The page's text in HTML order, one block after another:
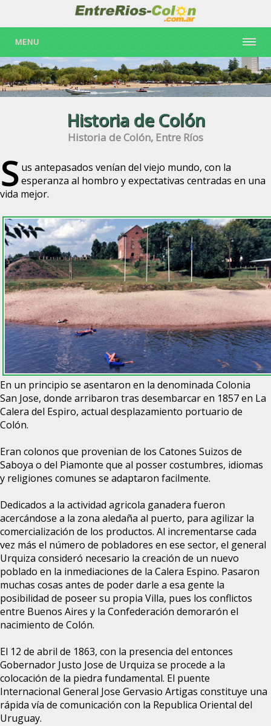
MENU
Historia de Colón
Historia de Colón, Entre Ríos
S us antepasados venían del viejo mundo, con la
esperanza al hombro y expectativas centradas en una
vida mejor.
En un principio se asentaron en la denominada Colonia
San Jose, donde arribaron tras desembarcar en 1857 en La
Calera del Espiro, actual desplazamiento portuario de
Colón.
Eran colonos que provenian de los Catones Suizos de
Saboya o del Piamonte que al posser costumbres, idiomas
y religiones comunes se adaptaron facilmente.
Dedicados a la actividad agricola ganadera fueron
acercándose a la zona aledaña al puerto, para agilizar la
comercialización de los productos. Al incrementarse cada
vez más el número de pobladores en ese sector, el general
Urquiza consideró necesario la creación de un nuevo
poblado en la inmediaciones de la Calera Espino. Pasaron
muchas cosas antes de poder darle a esa gente la
posibilidad de poseer su propia Villa, pues los conflictos
entre Buenos Aires y la Confederación demorarón el
nacimiento de Colón.
El 12 de abril de 1863, con la presencia del entonces
Gobernador Justo Jose de Urquiza se procede a la
colocación de la piedra fundamental. El puente
Internacional General Jose Gervasio Artigas constituye una
rápida vía de comunicación con la Republica Oriental del
Uruguay.